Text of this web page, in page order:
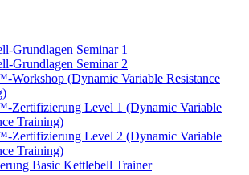
Grundlagen Seminar 1
Grundlagen Seminar 2
(Dynamic Variable Resistance
Zertifizierung Level 1 (Dynamic Variable
Training)
Zertifizierung Level 2 (Dynamic Variable
Training)
Basic Kettlebell Trainer